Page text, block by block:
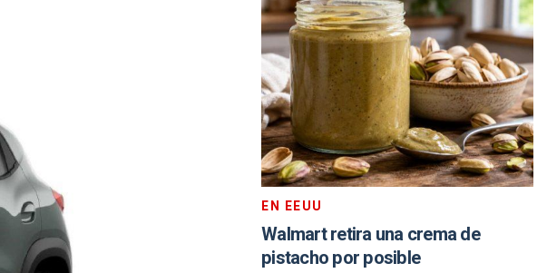
EN EEUU
Walmart retira una crema de
pistacho por posible